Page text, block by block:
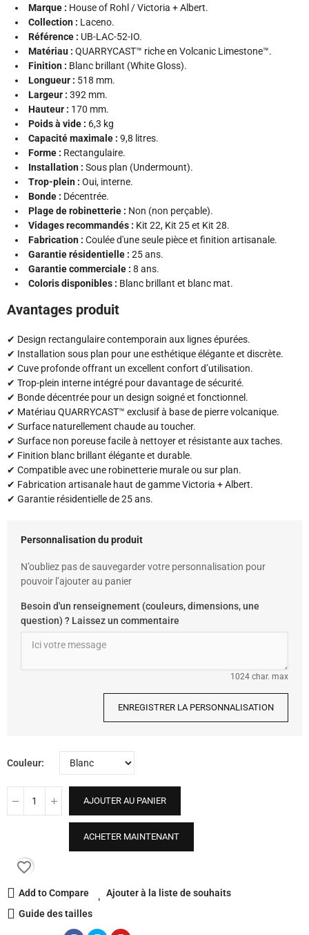
Marque : House of Rohl / Victoria + Albert.
Collection : Laceno.
Référence : UB-LAC-52-IO.
Matériau : QUARRYCAST™ riche en Volcanic Limestone™.
Finition : Blanc brillant (White Gloss).
Longueur : 518 mm.
Largeur : 392 mm.
Hauteur : 170 mm.
Poids à vide : 6,3 kg
Capacité maximale : 9,8 litres.
Forme : Rectangulaire.
Installation : Sous plan (Undermount).
Trop-plein : Oui, interne.
Bonde : Décentrée.
Plage de robinetterie : Non (non perçable).
Vidages recommandés : Kit 22, Kit 25 et Kit 28.
Fabrication : Coulée d'une seule pièce et finition artisanale.
Garantie résidentielle : 25 ans.
Garantie commerciale : 8 ans.
Coloris disponibles : Blanc brillant et blanc mat.
Avantages produit
✔ Design rectangulaire contemporain aux lignes épurées.
✔ Installation sous plan pour une esthétique élégante et discrète.
✔ Cuve profonde offrant un excellent confort d’utilisation.
✔ Trop-plein interne intégré pour davantage de sécurité.
✔ Bonde décentrée pour un design soigné et fonctionnel.
✔ Matériau QUARRYCAST™ exclusif à base de pierre volcanique.
✔ Surface naturellement chaude au toucher.
✔ Surface non poreuse facile à nettoyer et résistante aux taches.
✔ Finition blanc brillant élégante et durable.
✔ Compatible avec une robinetterie murale ou sur plan.
✔ Fabrication artisanale haut de gamme Victoria + Albert.
✔ Garantie résidentielle de 25 ans.
Personnalisation du produit
N’oubliez pas de sauvegarder votre personnalisation pour
pouvoir l’ajouter au panier
Besoin d'un renseignement (couleurs, dimensions, une
question) ? Laissez un commentaire
1024 char. max
ENREGISTRER LA PERSONNALISATION
Couleur
AJOUTER AU PANIER
ACHETER MAINTENANT
favorite_border
Add to Compare
Ajouter à la liste de souhaits
Guide des tailles